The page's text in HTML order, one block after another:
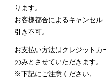
ります。
お客様都合によるキャンセル
引き不可。
お支払い方法はクレジットカ
のみとさせていただきます。
※下記にご注意ください。